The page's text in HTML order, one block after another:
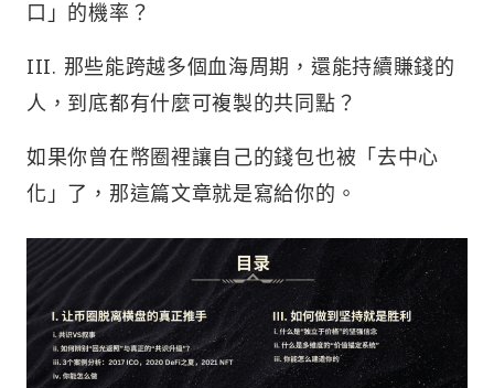
口」的機率？
III. 那些能跨越多個血海周期，還能持續賺錢的
人，到底都有什麼可複製的共同點？
如果你曾在幣圈裡讓自己的錢包也被「去中心
化」了，那這篇文章就是寫給你的。